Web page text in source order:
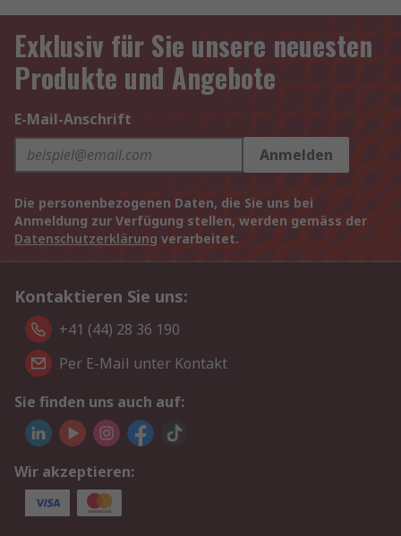
Exklusiv für Sie unsere neuesten
Produkte und Angebote
E-Mail-Anschrift
Anmelden
Die personenbezogenen Daten, die Sie uns bei
Anmeldung zur Verfügung stellen, werden gemäss der
Datenschutzerklärung verarbeitet.
Kontaktieren Sie uns:
+41 (44) 28 36 190
Per E-Mail unter Kontakt
Sie finden uns auch auf:
Wir akzeptieren: